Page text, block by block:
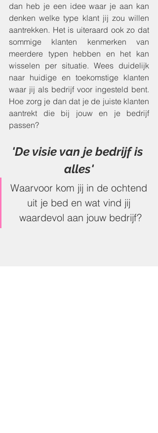
dan heb je een idee waar je aan kan
denken welke type klant jij zou willen
aantrekken. Het is uiteraard ook zo dat
sommige klanten kenmerken van
meerdere typen hebben en het kan
wisselen per situatie. Wees duidelijk
naar huidige en toekomstige klanten
waar jij als bedrijf voor ingesteld bent.
Hoe zorg je dan dat je de juiste klanten
aantrekt die bij jouw en je bedrijf
passen?
'De visie van je bedrijf is
alles'
Waarvoor kom jij in de ochtend
uit je bed en wat vind jij
waardevol aan jouw bedrijf?